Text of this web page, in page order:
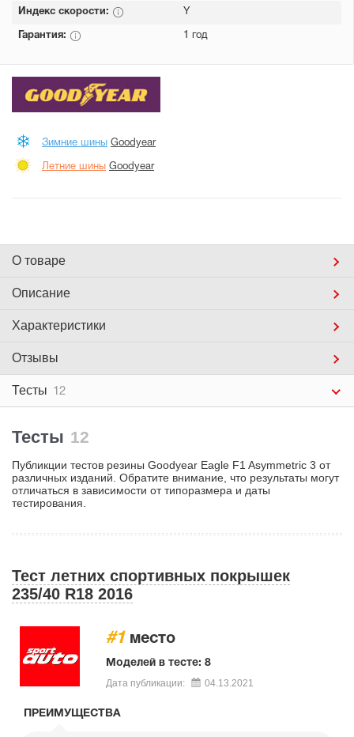
Индекс скорости: Y
Гарантия: 1 год
Зимние шины Goodyear
Летние шины Goodyear
О товаре
Описание
Характеристики
Отзывы
Тесты 12
Тесты 12
Публикции тестов резины Goodyear Eagle F1 Asymmetric 3 от
различных изданий. Обратите внимание, что результаты могут
отличаться в зависимости от типоразмера и даты
тестирования.
Тест летних спортивных покрышек
235/40 R18 2016
#1 место
Моделей в тесте: 8
Дата публикации: 04.13.2021
ПРЕИМУЩЕСТВА